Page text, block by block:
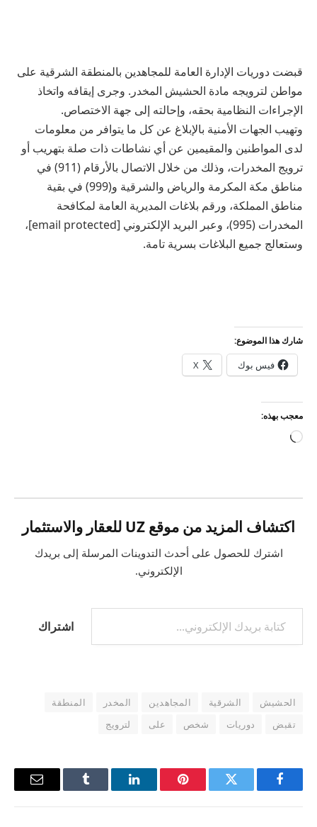
قبضت دوريات الإدارة العامة للمجاهدين بالمنطقة الشرقية على
مواطن لترويجه مادة الحشيش المخدر. وجرى إيقافه واتخاذ
الإجراءات النظامية بحقه، وإحالته إلى جهة الاختصاص.
وتهيب الجهات الأمنية بالإبلاغ عن كل ما يتوافر من معلومات
لدى المواطنين والمقيمين عن أي نشاطات ذات صلة بتهريب أو
ترويج المخدرات، وذلك من خلال الاتصال بالأرقام (911) في
مناطق مكة المكرمة والرياض والشرقية و(999) في بقية
مناطق المملكة، ورقم بلاغات المديرية العامة لمكافحة
المخدرات (995)، وعبر البريد الإلكتروني [email protected]،
وستعالج جميع البلاغات بسرية تامة.
شارك هذا الموضوع:
فيس بوك X
معجب بهذه:
جاري
اكتشاف المزيد من موقع UZ للعقار والاستثمار
اشترك للحصول على أحدث التدوينات المرسلة إلى بريدك
الإلكتروني.
كتابة بريدك الإلكتروني...
اشتراك
الحشيش الشرقية المجاهدين المخدر
المنطقة
تقبض
دوريات شخص على لترويج
فيسبوك تويتر بينتيريستلينكدإن Tumblr
البريد